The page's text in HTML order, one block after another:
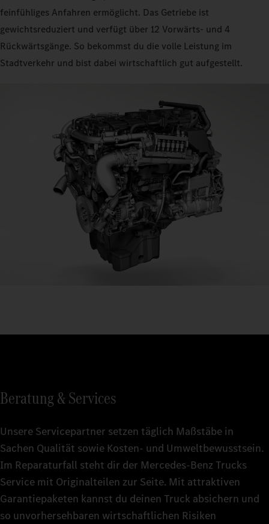
feinfühliges Anfahren ermöglicht. Das Getriebe ist
gewichtsreduziert und verfügt über 12 Vorwärts- und 4
Rückwärtsgänge. So bekommst du die volle Leistung im
Stadtverkehr und bist dabei wirtschaftlich gut aufgestellt.
Beratung & Services
Unsere Servicepartner setzen täglich Maßstäbe in
Sachen Qualität sowie Kosten- und Umweltbewusstsein.
Im Reparaturfall steht dir der Mercedes-Benz Trucks
Service mit Originalteilen zur Seite. Mit attraktiven
Garantiepaketen kannst du deinen Truck absichern und
so unvorhersehbaren wirtschaftlichen Risiken